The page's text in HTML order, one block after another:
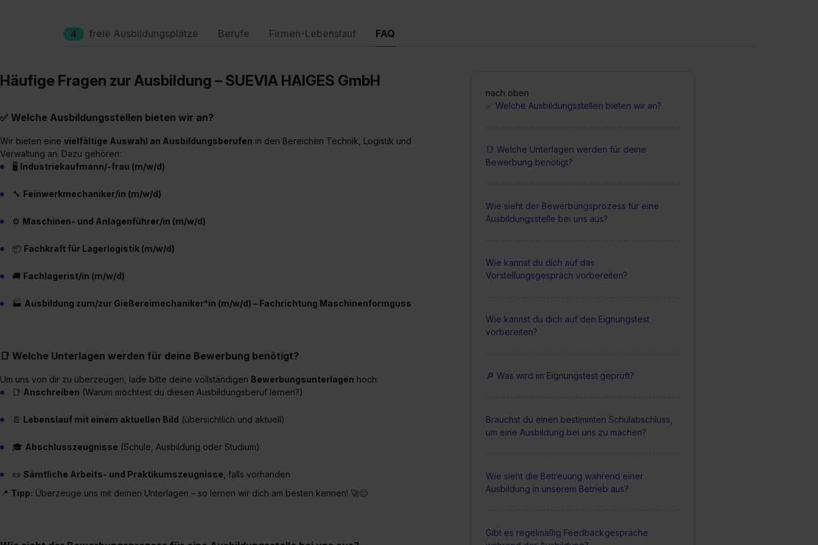
4 freie Ausbildungsplätze Berufe Firmen-Lebenslauf FAQ
nach oben
✅ Welche Ausbildungsstellen bieten wir an?
📑 Welche Unterlagen werden für deine
Bewerbung benötigt?
Wie sieht der Bewerbungsprozess für eine
Ausbildungsstelle bei uns aus?
Wie kannst du dich auf das
Vorstellungsgespräch vorbereiten?
Wie kannst du dich auf den Eignungstest
vorbereiten?
🔎 Was wird im Eignungstest geprüft?
Brauchst du einen bestimmten Schulabschluss,
um eine Ausbildung bei uns zu machen?
Wie sieht die Betreuung während einer
Ausbildung in unserem Betrieb aus?
Gibt es regelmäßig Feedbackgespräche
Häufige Fragen zur Ausbildung – SUEVIA HAIGES GmbH
✅ Welche Ausbildungsstellen bieten wir an?
Wir bieten einevielfältige Auswahl an Ausbildungsberufen in den Bereichen Technik, Logistik und
Verwaltung an. Dazu gehören:
🖥️ Industriekaufmann/-frau (m/w/d)
🔧 Feinwerkmechaniker/in (m/w/d)
⚙️ Maschinen- und Anlagenführer/in (m/w/d)
📦 Fachkraft für Lagerlogistik (m/w/d)
🚚 Fachlagerist/in (m/w/d)
🏭 Ausbildung zum/zur Gießereimechaniker*in (m/w/d) – Fachrichtung Maschinenformguss
📑 Welche Unterlagen werden für deine Bewerbung benötigt?
Um uns von dir zu überzeugen, lade bitte deine vollständigen Bewerbungsunterlagen hoch:
📑 Anschreiben (Warum möchtest du diesen Ausbildungsberuf lernen?)
📄 Lebenslauf mit einem aktuellen Bild (übersichtlich und aktuell)
🎓 Abschlusszeugnisse (Schule, Ausbildung oder Studium)
📜 Sämtliche Arbeits- und Praktikumszeugnisse , falls vorhanden
📍 Tipp: Überzeuge uns mit deinen Unterlagen – so lernen wir dich am besten kennen! 🚀😊